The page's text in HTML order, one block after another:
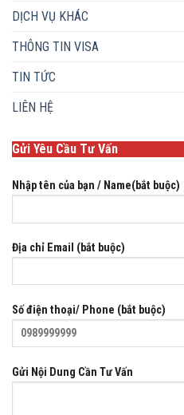
DỊCH VỤ KHÁC
THÔNG TIN VISA
TIN TỨC
LIÊN HỆ
Gửi Yêu Cầu Tư Vấn
Nhập tên của bạn / Name(bắt buộc)
Địa chỉ Email (bắt buộc)
Số điện thoại/ Phone (bắt buộc)
Gửi Nội Dung Cần Tư Vấn